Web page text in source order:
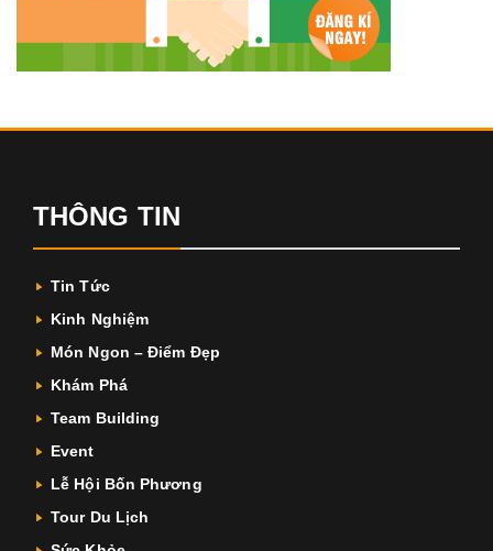
THÔNG TIN
Tin Tức
Kinh Nghiệm
Món Ngon – Điểm Đẹp
Khám Phá
Team Building
Event
Lễ Hội Bốn Phương
Tour Du Lịch